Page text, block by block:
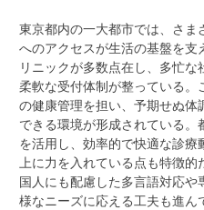
東京都内の一大都市では、さ
へのアクセスが生活の基盤を支
リニックが多数点在し、多忙
柔軟な受付体制が整っている
の健康管理を担い、予期せぬ
できる環境が形成されている
を活用し、効率的で快適な診
上に力を入れている点も特徴
国人にも配慮した多言語対応
様なニーズに応える工夫も進ん